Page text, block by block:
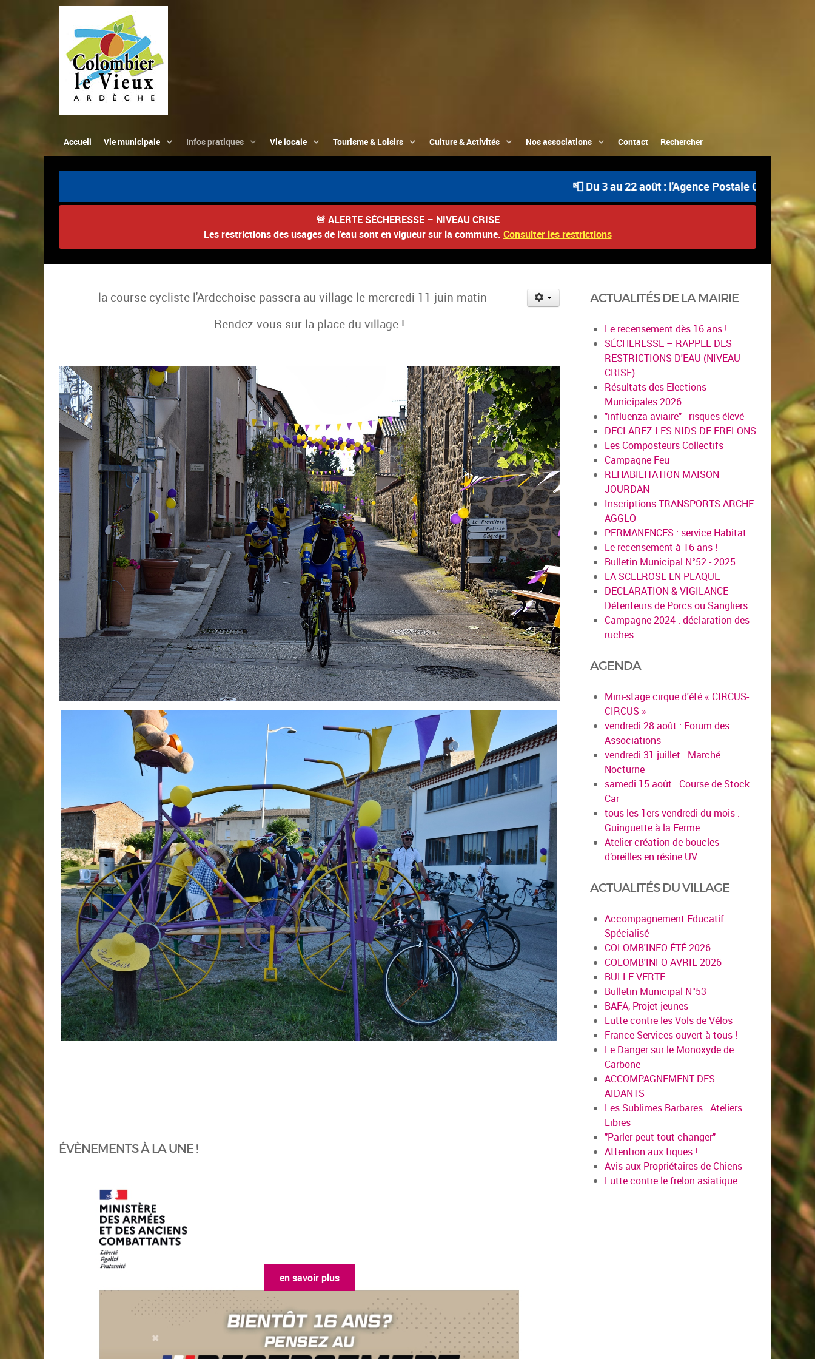
Accueil Vie municipale Infos pratiques Vie locale Tourisme & Loisirs Culture & Activités Nos associations Contact Rechercher
📮 Du 3 au 22 août : l'Agence Postale Communale est
🚨 ALERTE SÉCHERESSE – NIVEAU CRISE
Les restrictions des usages de l'eau sont en vigueur sur la commune. Consulter les restrictions
la course cycliste l'Ardechoise passera au village le mercredi 11 juin matin
Rendez-vous sur la place du village !
ÉVÈNEMENTS À LA UNE !
en savoir plus en
ACTUALITÉS DE LA MAIRIE
Le recensement dès 16 ans !
SÉCHERESSE – RAPPEL DES
RESTRICTIONS D'EAU (NIVEAU
CRISE)
Résultats des Elections
Municipales 2026
"influenza aviaire" - risques élevé
DECLAREZ LES NIDS DE FRELONS
Les Composteurs Collectifs
Campagne Feu
REHABILITATION MAISON
JOURDAN
Inscriptions TRANSPORTS ARCHE
AGGLO
PERMANENCES : service Habitat
Le recensement à 16 ans !
Bulletin Municipal N°52 - 2025
LA SCLEROSE EN PLAQUE
DECLARATION & VIGILANCE -
Détenteurs de Porcs ou Sangliers
Campagne 2024 : déclaration des
ruches
AGENDA
Mini-stage cirque d'été « CIRCUS-
CIRCUS »
vendredi 28 août : Forum des
Associations
vendredi 31 juillet : Marché
Nocturne
samedi 15 août : Course de Stock
Car
tous les 1ers vendredi du mois :
Guinguette à la Ferme
Atelier création de boucles
d’oreilles en résine UV
ACTUALITÉS DU VILLAGE
Accompagnement Educatif
Spécialisé
COLOMB'INFO ÉTÉ 2026
COLOMB'INFO AVRIL 2026
BULLE VERTE
Bulletin Municipal N°53
BAFA, Projet jeunes
Lutte contre les Vols de Vélos
France Services ouvert à tous !
Le Danger sur le Monoxyde de
Carbone
ACCOMPAGNEMENT DES
AIDANTS
Les Sublimes Barbares : Ateliers
Libres
"Parler peut tout changer"
Attention aux tiques !
Avis aux Propriétaires de Chiens
Lutte contre le frelon asiatique